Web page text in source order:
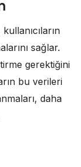
sağlar.
gerektiğini
bu verileri
daha